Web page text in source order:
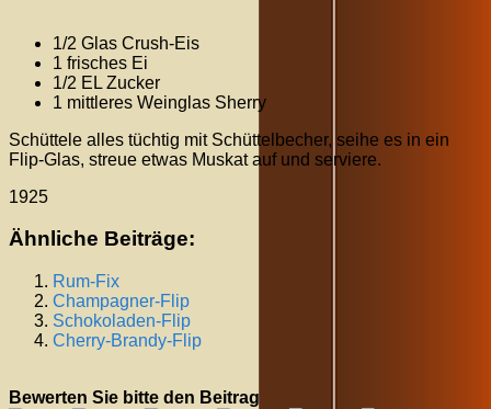
1/2 Glas Crush-Eis
1 frisches Ei
1/2 EL Zucker
1 mittleres Weinglas Sherry
Schüttele alles tüchtig mit Schüttelbecher, seihe es in ein
Flip-Glas, streue etwas Muskat auf und serviere.
1925
Ähnliche Beiträge:
Rum-Fix
Champagner-Flip
Schokoladen-Flip
Cherry-Brandy-Flip
Bewerten Sie bitte den Beitrag